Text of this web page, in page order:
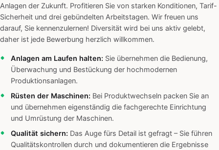
Anlagen der Zukunft. Profitieren Sie von starken Konditionen, Tarif-
Sicherheit und drei gebündelten Arbeitstagen. Wir freuen uns
darauf, Sie kennenzulernen! Diversität wird bei uns aktiv gelebt,
daher ist jede Bewerbung herzlich willkommen.
Anlagen am Laufen halten: Sie übernehmen die Bedienung,
Überwachung und Bestückung der hochmodernen
Produktionsanlagen.
Rüsten der Maschinen: Bei Produktwechseln packen Sie an
und übernehmen eigenständig die fachgerechte Einrichtung
und Umrüstung der Maschinen.
Qualität sichern: Das Auge fürs Detail ist gefragt – Sie führen
Qualitätskontrollen durch und dokumentieren die Ergebnisse